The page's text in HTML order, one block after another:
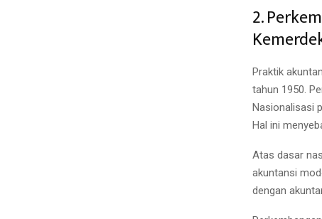
2.
Praktik
tahun 1950.
Nasionalisasi
Hal ini
Atas dasar
akuntansi
dengan